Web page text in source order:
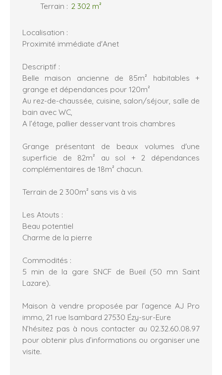
Terrain : 2 302 m²
Localisation :
Proximité immédiate d'Anet
Descriptif :
Belle maison ancienne de 85m² habitables +
grange et dépendances pour 120m²
Au rez-de-chaussée, cuisine, salon/séjour, salle de
bain avec WC,
A l’étage, pallier desservant trois chambres
Grange présentant de beaux volumes d'une
superficie de 82m² au sol + 2 dépendances
complémentaires de 18m² chacun.
Terrain de 2 300m² sans vis à vis
Les Atouts :
Beau potentiel
Charme de la pierre
Commodités :
5 min de la gare SNCF de Bueil (50 mn Saint
Lazare).
Maison à vendre proposée par l’agence AJ Pro
immo, 21 rue Isambard 27530 Ézy-sur-Eure
N’hésitez pas à nous contacter au 02.32.60.08.97
pour obtenir plus d’informations ou organiser une
visite.